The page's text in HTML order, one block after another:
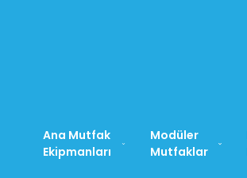
Ana Mutfak
Ekipmanları
Modüler
Mutfaklar